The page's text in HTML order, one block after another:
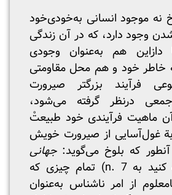
نه موجود انسانی به‌خودی‌خود
وجود دارد، که در آن زندگی
دازاین هم به‌عنوان وجودی
خاطر خود و هم محل مقاومتی
فرآیند بزرگتر صیرورت
درنظر گرفته می‌شود،
ماهیت فرآیندی خود طبیعتْ
غول‌آسایی از صیرورت خویش
که بلوخ می‌گوید:جهانی
. (نگاه کنید به n. 7) تمام چیزی که
از امر ناشناس به‌عنوان